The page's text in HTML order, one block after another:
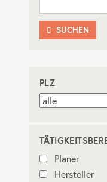
 SUCHEN
PLZ
Planer
Hersteller